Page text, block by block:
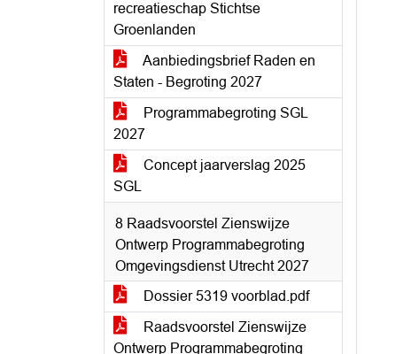
recreatieschap Stichtse
Groenlanden
Aanbiedingsbrief Raden en
Staten - Begroting 2027
Programmabegroting SGL
2027
Concept jaarverslag 2025
SGL
8 Raadsvoorstel Zienswijze
Ontwerp Programmabegroting
Omgevingsdienst Utrecht 2027
Dossier 5319 voorblad.pdf
Raadsvoorstel Zienswijze
Ontwerp Programmabegroting